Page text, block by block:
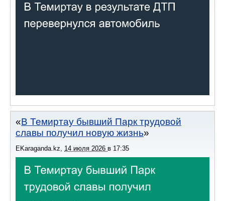
В Темиртау бывший Парк трудовой
славы получил новую жизнь
EKaraganda.kz, 14 июля 2026 в 17:35